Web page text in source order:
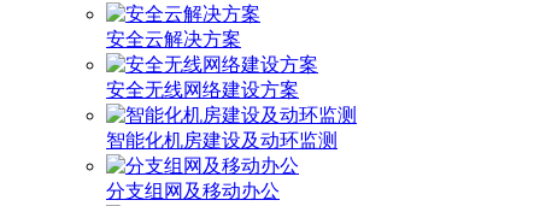
安全云解决方案
安全无线网络建设方案
智能化机房建设及动环监测
分支组网及移动办公